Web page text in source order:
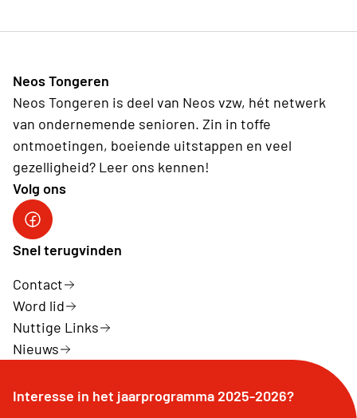
Neos Tongeren
Neos Tongeren is deel van Neos vzw, hét netwerk
van ondernemende senioren. Zin in toffe
ontmoetingen, boeiende uitstappen en veel
gezelligheid? Leer ons kennen!
Volg ons
Facebook Neos Tongeren
Snel terugvinden
Contact
Word lid
Nuttige Links
Nieuws
Interesse in het jaarprogramma 2025-2026?